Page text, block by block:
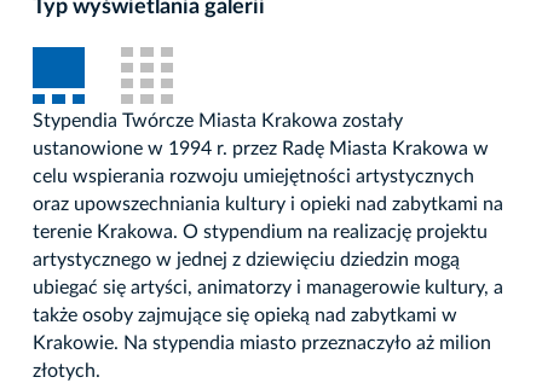
Typ wyświetlania galerii
Stypendia Twórcze Miasta Krakowa zostały
ustanowione w 1994 r. przez Radę Miasta Krakowa w
celu wspierania rozwoju umiejętności artystycznych
oraz upowszechniania kultury i opieki nad zabytkami na
terenie Krakowa. O stypendium na realizację projektu
artystycznego w jednej z dziewięciu dziedzin mogą
ubiegać się artyści, animatorzy i managerowie kultury, a
także osoby zajmujące się opieką nad zabytkami w
Krakowie. Na stypendia miasto przeznaczyło aż milion
złotych.